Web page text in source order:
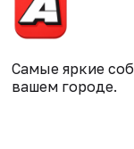
Самые яркие
вашем городе.